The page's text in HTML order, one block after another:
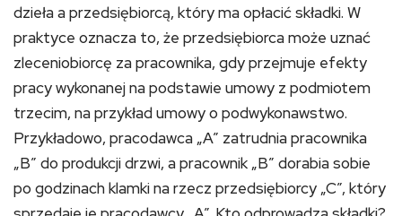
dzieła a przedsiębiorcą, który ma opłacić składki. W
praktyce oznacza to, że przedsiębiorca może uznać
zleceniobiorcę za pracownika, gdy przejmuje efekty
pracy wykonanej na podstawie umowy z podmiotem
trzecim, na przykład umowy o podwykonawstwo.
Przykładowo, pracodawca „A” zatrudnia pracownika
„B” do produkcji drzwi, a pracownik „B” dorabia sobie
po godzinach klamki na rzecz przedsiębiorcy „C”, który